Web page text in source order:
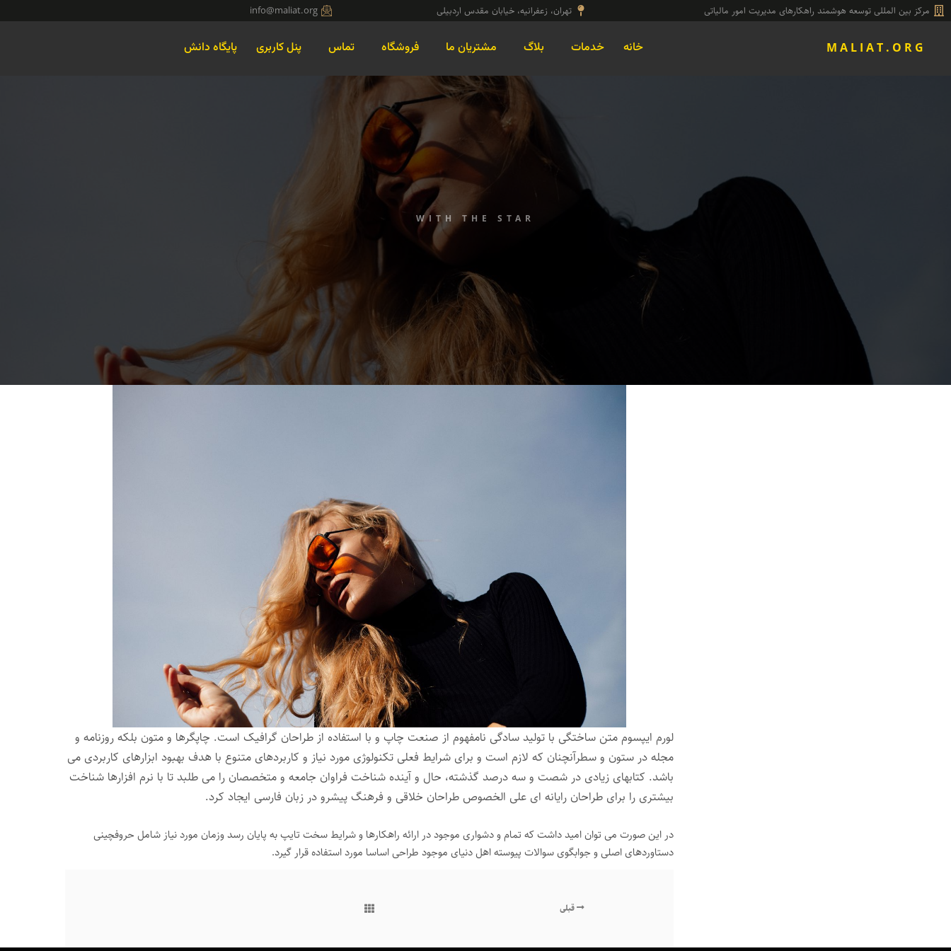
مرکز بین المللی توسعه هوشمند راهکارهای مدیریت امور مالیاتی تهران، زعفرانیه، خیابان مقدس اردبیلی info@maliat.org
M A L I A T . O R G خانه خدمات بلاگ مشتریان ما فروشگاه تماس پنل کاربری پایگاه دانش
WITH THE STAR
لورم ایپسوم متن ساختگی با تولید سادگی نامفهوم از صنعت چاپ و با استفاده از طراحان گرافیک است. چاپگرها و متون بلکه روزنامه و
مجله در ستون و سطرآنچنان که لازم است و برای شرایط فعلی تکنولوژی مورد نیاز و کاربردهای متنوع با هدف بهبود ابزارهای کاربردی می
باشد. کتابهای زیادی در شصت و سه درصد گذشته، حال و آینده شناخت فراوان جامعه و متخصصان را می طلبد تا با نرم افزارها شناخت
بیشتری را برای طراحان رایانه ای علی الخصوص طراحان خلاقی و فرهنگ پیشرو در زبان فارسی ایجاد کرد.
در این صورت می توان امید داشت که تمام و دشواری موجود در ارائه راهکارها و شرایط سخت تایپ به پایان رسد وزمان مورد نیاز شامل حروفچینی
دستاوردهای اصلی و جوابگوی سوالات پیوسته اهل دنیای موجود طراحی اساسا مورد استفاده قرار گیرد.
قبلی